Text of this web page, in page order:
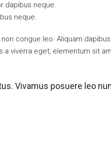
dapibus neque.
neque.
congue leo. Aliquam
a viverra eget, elementum sit
Vivamus posuere leo